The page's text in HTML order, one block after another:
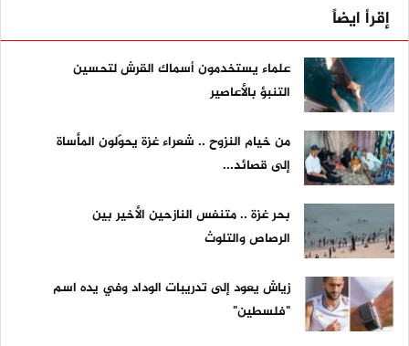
إقرأ ايضاً
علماء يستخدمون أسماك القرش لتحسين
التنبؤ بالأعاصير
من خيام النزوح .. شعراء غزة يحوّلون المأساة
إلى قصائد...
بحر غزة .. متنفس النازحين الأخير بين
الرصاص والتلوث
زياش يعود إلى تدريبات الوداد وفي يده اسم
"فلسطين"